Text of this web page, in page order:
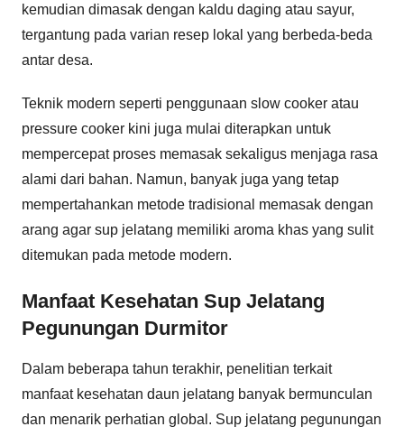
kemudian dimasak dengan kaldu daging atau sayur,
tergantung pada varian resep lokal yang berbeda-beda
antar desa.
Teknik modern seperti penggunaan slow cooker atau
pressure cooker kini juga mulai diterapkan untuk
mempercepat proses memasak sekaligus menjaga rasa
alami dari bahan. Namun, banyak juga yang tetap
mempertahankan metode tradisional memasak dengan
arang agar sup jelatang memiliki aroma khas yang sulit
ditemukan pada metode modern.
Manfaat Kesehatan Sup Jelatang
Pegunungan Durmitor
Dalam beberapa tahun terakhir, penelitian terkait
manfaat kesehatan daun jelatang banyak bermunculan
dan menarik perhatian global. Sup jelatang pegunungan